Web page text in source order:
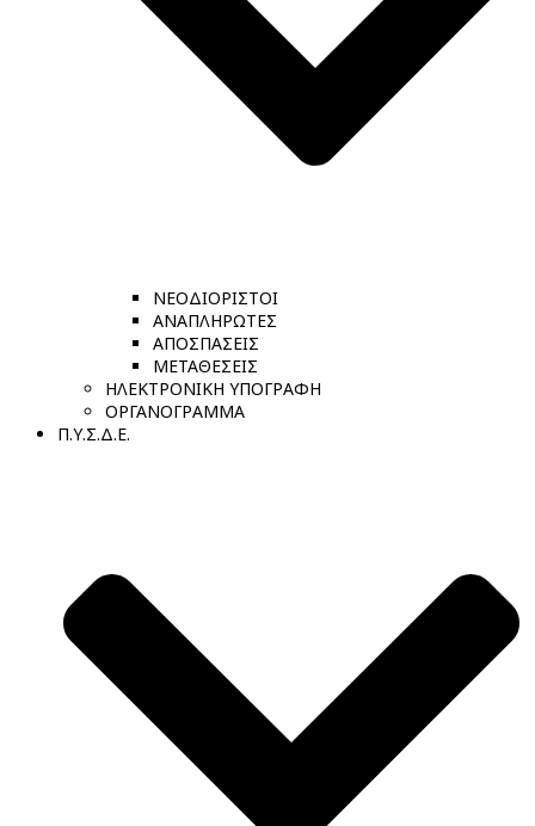
ΝΕΟΔΙΟΡΙΣΤΟΙ
ΑΝΑΠΛΗΡΩΤΕΣ
ΑΠΟΣΠΑΣΕΙΣ
ΜΕΤΑΘΕΣΕΙΣ
ΗΛΕΚΤΡΟΝΙΚΗ ΥΠΟΓΡΑΦΗ
ΟΡΓΑΝΟΓΡΑΜΜΑ
Π.Υ.Σ.Δ.Ε.